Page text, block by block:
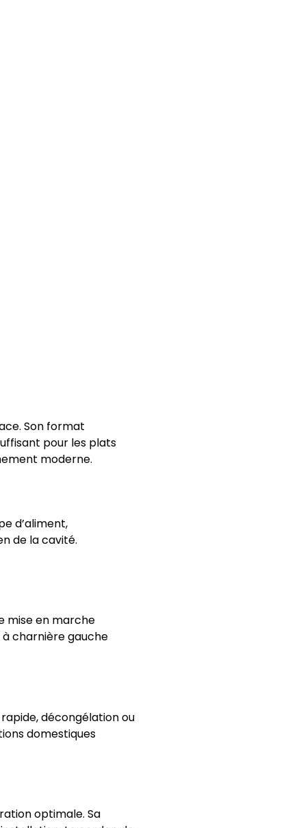
Son format
pour les plats
moderne.
d’aliment,
de la cavité.
mise en marche
charnière gauche
décongélation ou
domestiques
optimale. Sa